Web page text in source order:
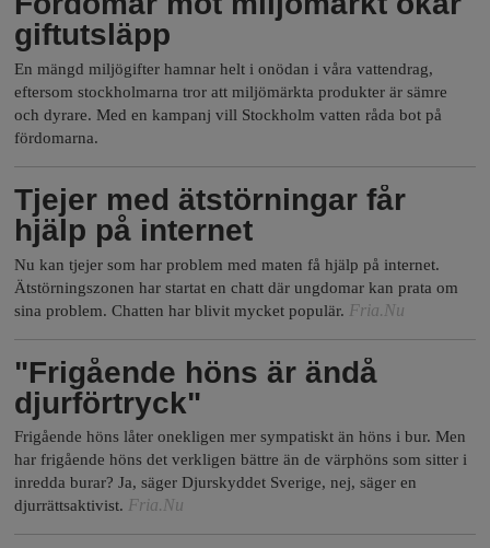
h
o
l
m
s
F
r
i
a
n
giftutsläpp
En mängd miljögifter hamnar helt i onödan i våra vattendrag,
eftersom stockholmarna tror att miljömärkta produkter är sämre
och dyrare. Med en kampanj vill Stockholm vatten råda bot på
fördomarna.
Tjejer med ätstörningar får
hjälp på internet
Nu kan tjejer som har problem med maten få hjälp på internet.
Ätstörningszonen har startat en chatt där ungdomar kan prata om
sina problem. Chatten har blivit mycket populär. Fria.Nu
"Frigående höns är ändå
djurförtryck"
Frigående höns låter onekligen mer sympatiskt än höns i bur. Men
har frigående höns det verkligen bättre än de värphöns som sitter i
inredda burar? Ja, säger Djurskyddet Sverige, nej, säger en
djurrättsaktivist. Fria.Nu